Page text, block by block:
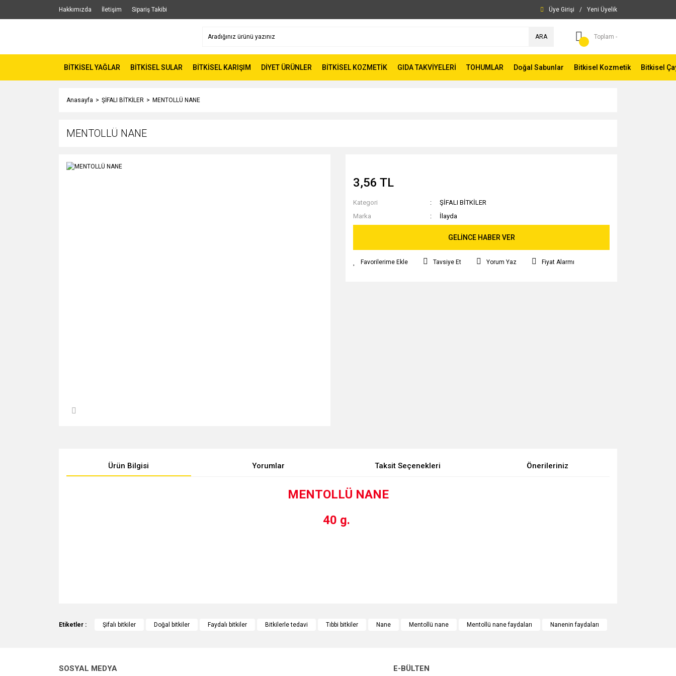
Hakkımızda İletişim Sipariş Takibi Üye Girişi / Yeni Üyelik
ARA Toplam -
BİTKİSEL YAĞLAR BİTKİSEL SULAR BİTKİSEL KARIŞIM DİYET ÜRÜNLER BİTKİSEL KOZMETİK GIDA TAKVİYELERİ TOHUMLAR Doğal Sabunlar Bitkisel Kozmetik Bitkisel
Anasayfa ŞİFALI BİTKİLER MENTOLLÜ NANE
MENTOLLÜ NANE
3,56 TL
Kategori
ŞİFALI BİTKİLER
Marka
İlayda
GELİNCE HABER VER
Tavsiye Et Yorum Yaz Fiyat Alarmı
Ürün Bilgisi Yorumlar Taksit Seçenekleri Önerileriniz
MENTOLLÜ NANE
40 g.
Bu ürüne ilk yorumu siz yapın!
Ürün bilgilerinde hatalar bulunuyor.
Etiketler : Şifalı bitkiler Doğal bitkiler Faydalı bitkiler Bitkilerle tedavi Tıbbi bitkiler Nane Mentollü nane Mentollü nane faydaları Nanenin faydaları
SOSYAL MEDYA E-BÜLTEN